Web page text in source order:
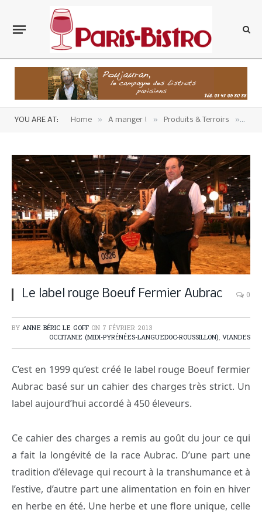
YOU ARE AT: Home » A manger ! » Produits & Terroirs »
Le label rouge Boeuf Fermier Aubrac 0
BY ANNE BÉRIC LE GOFF ON 7 FÉVRIER 2013
OCCITANIE (MIDI-PYRÉNÉES-LANGUEDOC-ROUSSILLON), VIANDES
C’est en 1999 qu’est créé le label rouge Boeuf fermier
Aubrac basé sur un cahier des charges très strict. Un
label aujourd’hui accordé à 450 éleveurs.
Ce cahier des charges a remis au goût du jour ce qui
a fait la longévité de la race Aubrac. D’une part une
tradition d’élevage qui recourt à la transhumance et à
l’estive, d’autre part une alimentation en foin en hiver
en herbe en été. Une herbe et une flore unique, celle